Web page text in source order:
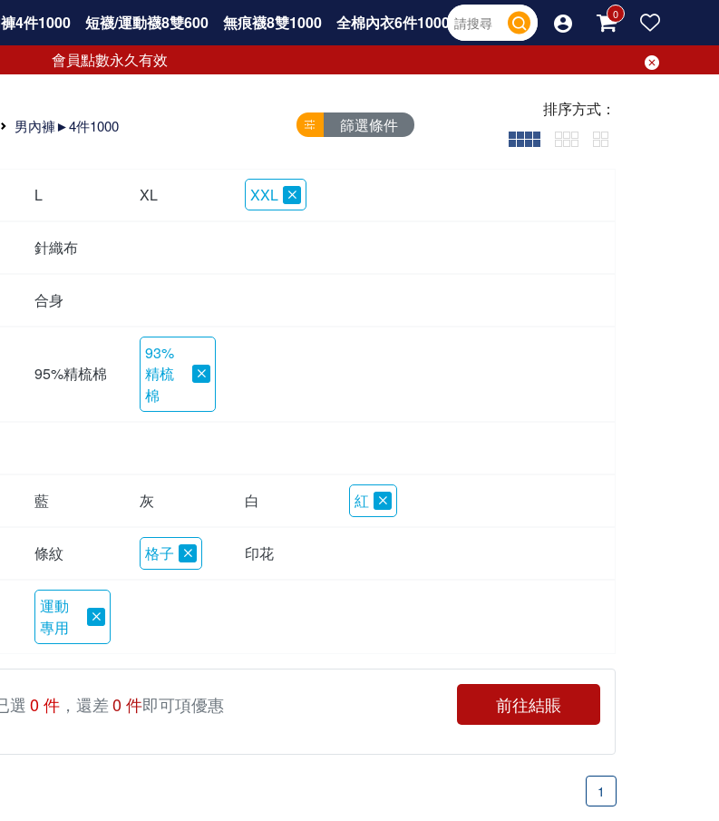
4件1000 短襪/運動襪8雙600 無痕襪8雙1000
全棉內衣6件1000
會員點數永久有效
男內褲►4件1000 篩選條件
排序方式：
L XL XXL
針織布
合身
95%精梳棉
93%
精梳
棉
藍 灰 白 紅
條紋 格子 印花
運動
專用
選 0 件，還差0 件即可項優惠 前往結賬
1